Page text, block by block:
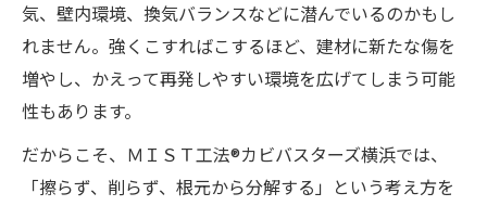
気、壁内環境、換気バランスなどに潜んでいるのかもし
れません。強くこすればこするほど、建材に新たな傷を
増やし、かえって再発しやすい環境を広げてしまう可能
性もあります。
だからこそ、ＭＩＳＴ工法®カビバスターズ横浜では、
「擦らず、削らず、根元から分解する」という考え方を